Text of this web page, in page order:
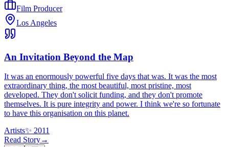
Film Producer
Los Angeles
An Invitation Beyond the Map
It was an enormously powerful five days that was. It was the most
extraordinary thing, the most beautiful, most pristine, most
developed. They don't solicit funding, and they don't promote
themselves. It is pure integrity and power. I think we're so fortunate
to have this organisation on this planet.
Artists✨ 2011
Read Story→